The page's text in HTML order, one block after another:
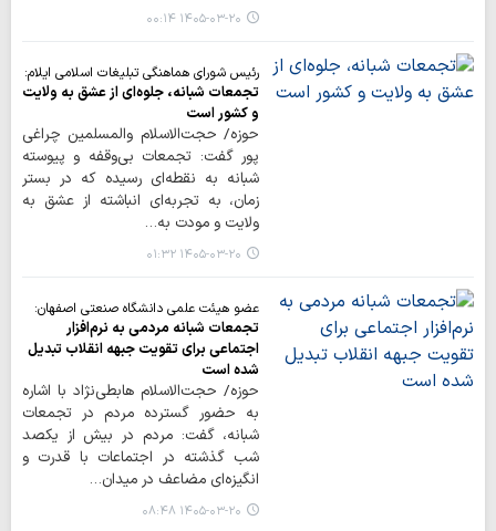
۱۴۰۵-۰۳-۲۰ ۰۰:۱۴
رئیس شورای هماهنگی تبلیغات اسلامی ایلام:
تجمعات شبانه، جلوه‌ای از عشق به ولایت
و کشور است
حوزه/ حجت‌الاسلام والمسلمین چراغی
پور گفت: تجمعات بی‌وقفه و پیوسته
شبانه به نقطه‌ای رسیده که در بستر
زمان، به تجربه‌ای انباشته از عشق به
ولایت و مودت به…
۱۴۰۵-۰۳-۲۰ ۰۱:۳۲
عضو هیئت علمی دانشگاه صنعتی اصفهان:
تجمعات شبانه مردمی به نرم‌افزار
اجتماعی برای تقویت جبهه انقلاب تبدیل
شده است
حوزه/ حجت‌الاسلام هابطی‌نژاد با اشاره
به حضور گسترده مردم در تجمعات
شبانه، گفت: مردم در بیش از یکصد
شب گذشته در اجتماعات با قدرت و
انگیزه‌ای مضاعف در میدان…
۱۴۰۵-۰۳-۲۰ ۰۸:۴۸